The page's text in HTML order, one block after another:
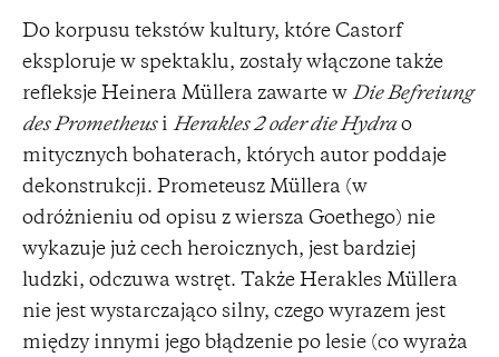
Do korpusu tekstów kultury, które Castorf
eksploruje w spektaklu, zostały włączone także
refleksje Heinera Müllera zawarte w Die Befreiung
des Prometheusi Herakles 2 oder die Hydrao
mitycznych bohaterach, których autor poddaje
dekonstrukcji. Prometeusz Müllera (w
odróżnieniu od opisu z wiersza Goethego) nie
wykazuje już cech heroicznych, jest bardziej
ludzki, odczuwa wstręt. Także Herakles Müllera
nie jest wystarczająco silny, czego wyrazem jest
między innymi jego błądzenie po lesie (co wyraża